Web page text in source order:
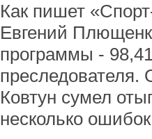
Как пишет
Евгений
программы -
преследователя.
Ковтун сумел
несколько